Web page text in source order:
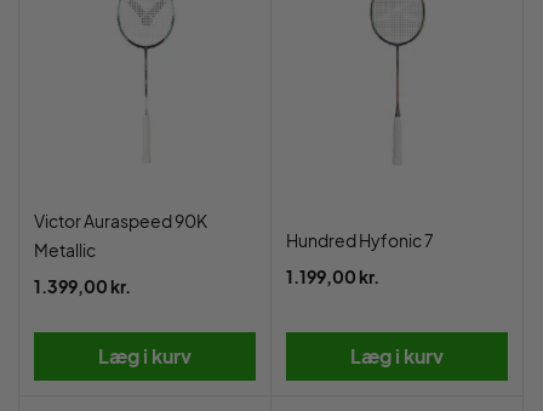
Victor Auraspeed 90K
Metallic
1.399,00 kr.
Læg i kurv
Hundred Hyfonic 7
1.199,00 kr.
Læg i kurv